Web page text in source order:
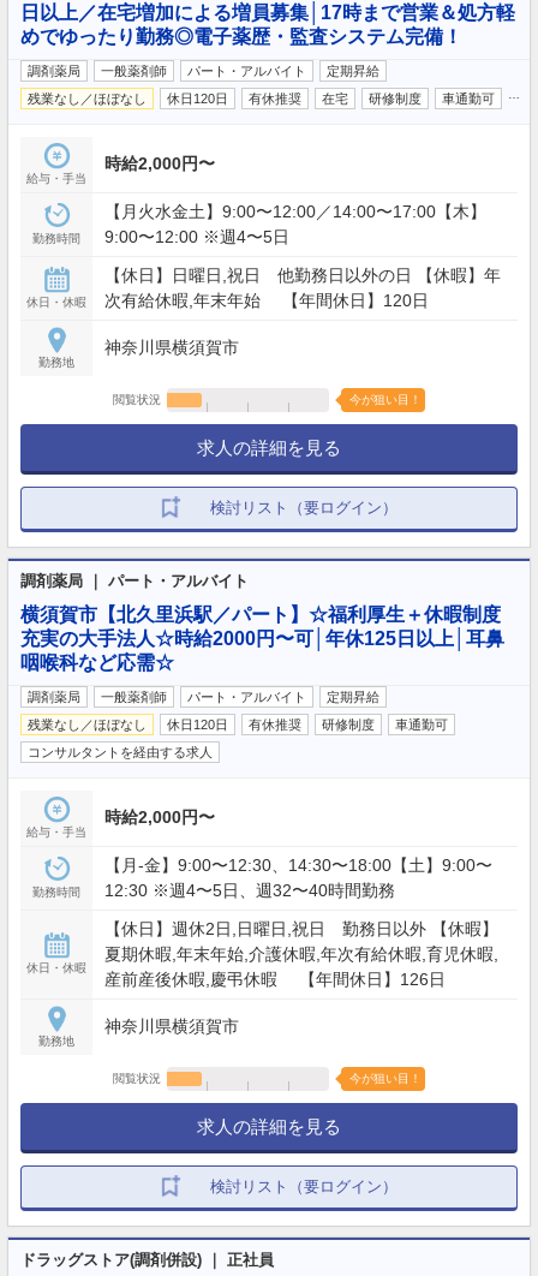
日以上／在宅増加による増員募集│17時まで営業＆処方軽
めでゆったり勤務◎電子薬歴・監査システム完備！
調剤薬局 一般薬剤師 パート・アルバイト
定期昇給
残業なし／ほぼなし
休日120日 有休推奨 在宅 研修制度 車通勤可
給与・手当
時給2,000円〜
勤務時間
【月火水金土】9:00〜12:00／14:00〜17:00【木】
9:00〜12:00 ※週4〜5日
休日・休暇
【休日】日曜日,祝日 他勤務日以外の日 【休暇】年
次有給休暇,年末年始 【年間休日】120日
勤務地
神奈川県横須賀市
閲覧状況 今が狙い目！
求人の詳細を見る
検討リスト（要ログイン）
調剤薬局 ｜ パート・アルバイト
横須賀市【北久里浜駅／パート】☆福利厚生＋休暇制度
充実の大手法人☆時給2000円〜可│年休125日以上│耳鼻
咽喉科など応需☆
調剤薬局 一般薬剤師 パート・アルバイト
定期昇給
残業なし／ほぼなし
休日120日 有休推奨 研修制度
車通勤可
コンサルタントを経由する求人
給与・手当
時給2,000円〜
勤務時間
【月-金】9:00〜12:30、14:30〜18:00【土】9:00〜
12:30 ※週4〜5日、週32〜40時間勤務
休日・休暇
【休日】週休2日,日曜日,祝日 勤務日以外 【休暇】
夏期休暇,年末年始,介護休暇,年次有給休暇,育児休暇,
産前産後休暇,慶弔休暇 【年間休日】126日
勤務地
神奈川県横須賀市
閲覧状況 今が狙い目！
求人の詳細を見る
検討リスト（要ログイン）
ドラッグストア(調剤併設) ｜ 正社員